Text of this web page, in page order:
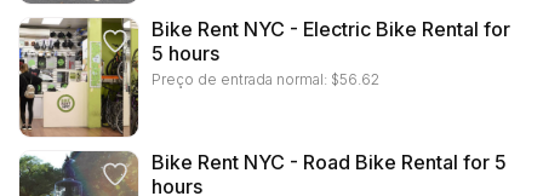
Bike Rent NYC - Electric Bike Rental for
5 hours
Preço de entrada normal: $56.62
Bike Rent NYC - Road Bike Rental for 5
hours